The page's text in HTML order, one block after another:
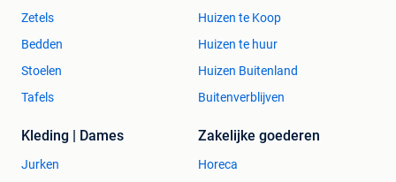
Zetels
Bedden
Stoelen
Tafels
Huizen te Koop
Huizen te huur
Huizen Buitenland
Buitenverblijven
Kleding | Dames
Jurken
Zakelijke goederen
Horeca